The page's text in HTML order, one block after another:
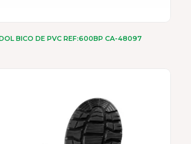
BICO DE PVC REF:600BP CA-48097
opções
podem
escolhidas